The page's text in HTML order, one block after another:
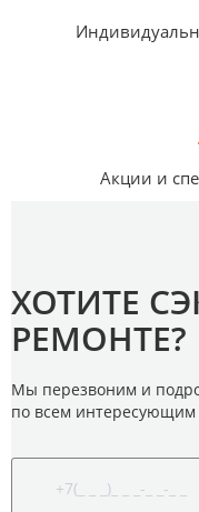
Акции и
ХОТИТЕ
РЕМОНТЕ?
Мы перезвоним и
по всем интересующим